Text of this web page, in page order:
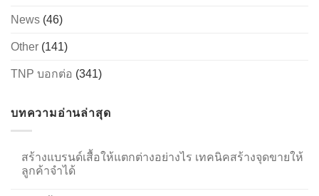
News (46)
Other (141)
TNP บอกต่อ (341)
บทความอ่านล่าสุด
สร้างแบรนด์เสื้อให้แตกต่างอย่างไร เทคนิคสร้างจุดขายให้
ลูกค้าจำได้